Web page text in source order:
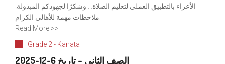
الأعزاء بالتطبيق العملي لتعليم الصلاة… وشكرًا لجهودكم المبذولة.
ملاحظات مهمة للأهالي الكرام:
Read More >>
Grade 2 - Kanata
الصف الثاني – تاريخ 6-12-2025